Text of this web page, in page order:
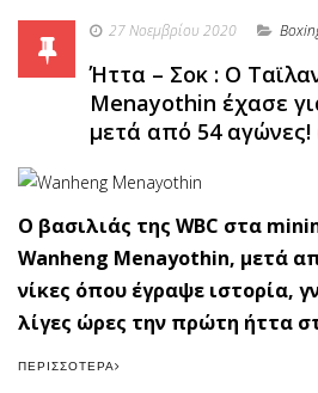
27 Νοεμβρίου 2020
Ήττα – Σοκ : Ο
Menayothin έχασε
μετά από 54 αγώνες!
O βασιλιάς της WBC στα
Wanheng Menayothin, μετά
νίκες όπου έγραψε ιστορία,
λίγες ώρες την πρώτη ήττα
ΠΕΡΙΣΣΌΤΕΡΑ